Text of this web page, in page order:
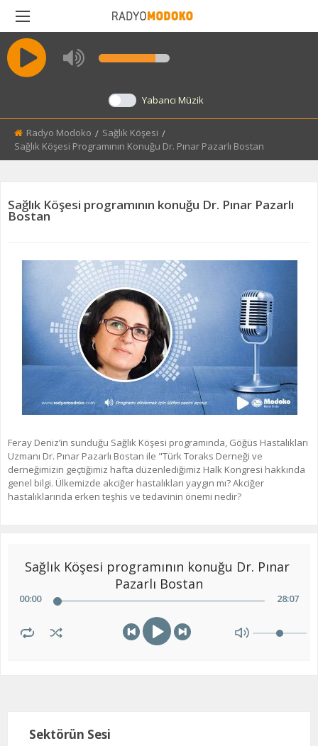
BACK
MARANGOZ
SAĞLIK KÖŞESI
Yabancı Müzik
Radyo Modoko
Sağlık Köşesi
Current:
Sağlık Köşesi Programının Konuğu Dr. Pınar Pazarlı Bostan
Sağlık Köşesi programının konuğu Dr. Pınar Pazarlı
Bostan
Feray Deniz’in sunduğu Sağlık Köşesi programında, Göğüs Hastalıkları
Uzmanı Dr. Pınar Pazarlı Bostan ile "Türk Toraks Derneği ve
derneğimizin geçtiğimiz hafta düzenlediğimiz Halk Kongresi hakkında
genel bilgi. Ülkemizde akciğer hastalıkları yaygın mı? Akciğer
hastalıklarında erken teşhis ve tedavinin önemi nedir?
Sağlık Köşesi programının konuğu Dr. Pınar
Pazarlı Bostan
00:00 28:07
Sektörün Sesi